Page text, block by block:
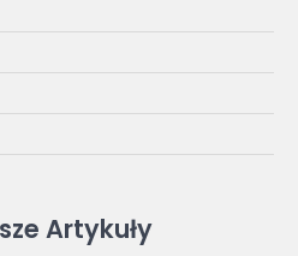
Artykuły